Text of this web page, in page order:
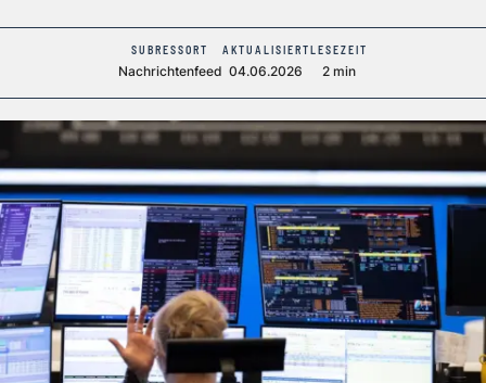
SUBRESSORT
Nachrichtenfeed
AKTUALISIERT
04.06.2026
LESEZEIT
2 min